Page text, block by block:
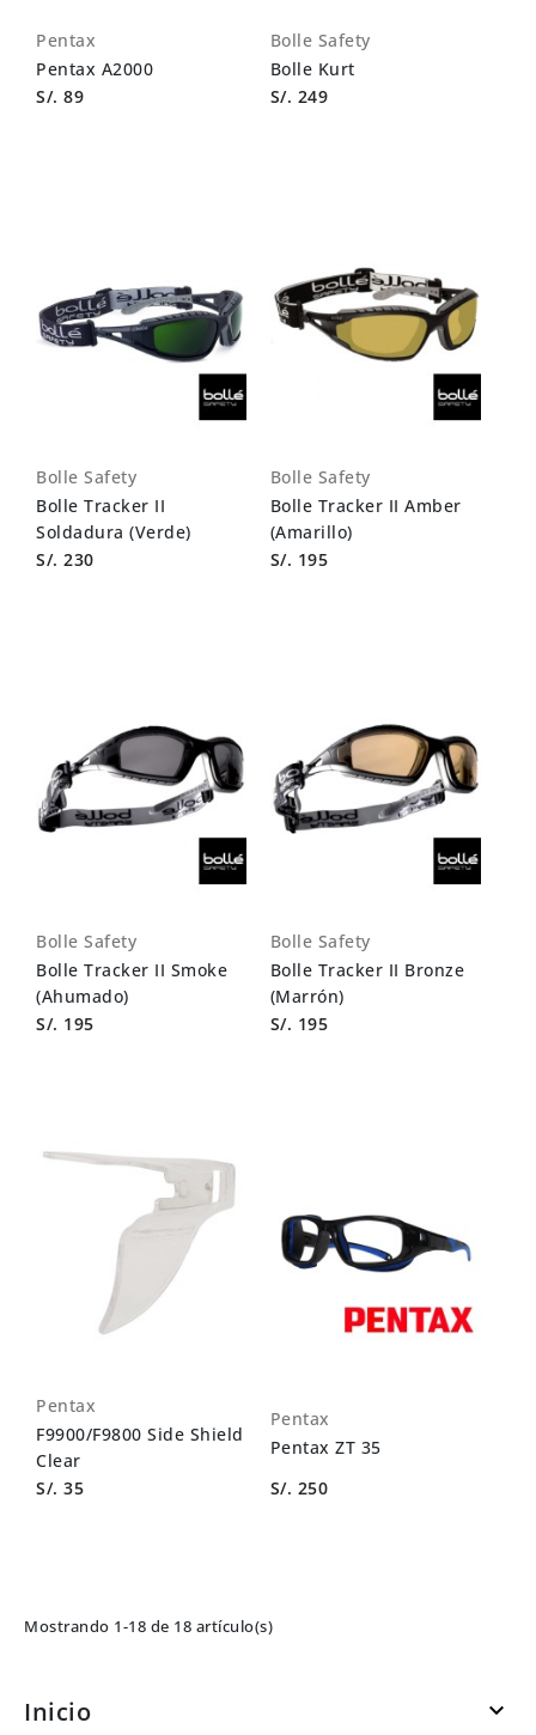
Pentax
Pentax A2000
S/. 89
Bolle Safety
Bolle Kurt
S/. 249
Bolle Safety
Bolle Tracker II
Soldadura (Verde)
S/. 230
Bolle Safety
Bolle Tracker II Amber
(Amarillo)
S/. 195
Bolle Safety
Bolle Tracker II Smoke
(Ahumado)
S/. 195
Bolle Safety
Bolle Tracker II Bronze
(Marrón)
S/. 195
Pentax
F9900/F9800 Side Shield
Clear
S/. 35
Pentax
Pentax ZT 35
S/. 250
Mostrando 1-18 de 18 artículo(s)
Inicio 